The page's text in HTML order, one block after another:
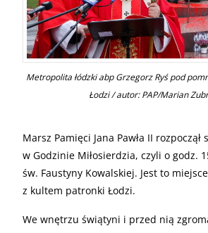
Metropolita łódzki abp Grzegorz Ryś pod
Łodzi / autor: PAP/Marian
Marsz Pamięci Jana Pawła II rozpoczął
w Godzinie Miłosierdzia, czyli o godz.
św. Faustyny Kowalskiej. Jest to
z kultem patronki Łodzi.
We wnętrzu świątyni i przed nią